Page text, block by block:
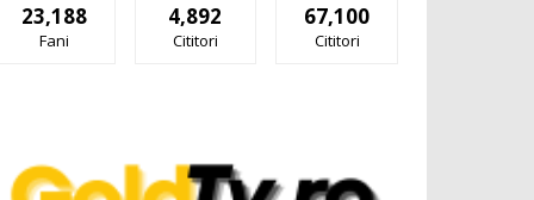
23,188
Fani
4,892
Cititori
67,100
Cititori